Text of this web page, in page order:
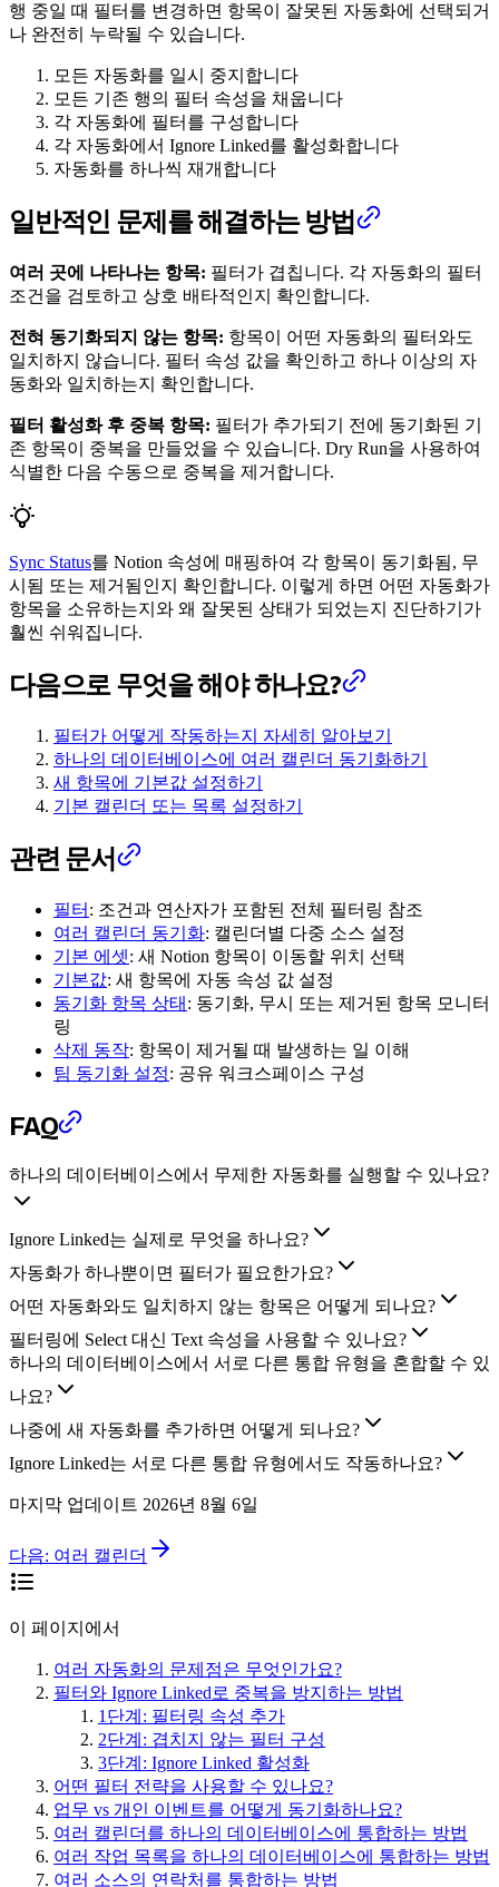
행 중일 때 필터를 변경하면 항목이 잘못된 자동화에 선택되거
나 완전히 누락될 수 있습니다.
모든 자동화를 일시 중지합니다
모든 기존 행의 필터 속성을 채웁니다
각 자동화에 필터를 구성합니다
각 자동화에서 Ignore Linked를 활성화합니다
자동화를 하나씩 재개합니다
일반적인 문제를 해결하는 방법
여러 곳에 나타나는 항목: 필터가 겹칩니다. 각 자동화의 필터
조건을 검토하고 상호 배타적인지 확인합니다.
전혀 동기화되지 않는 항목: 항목이 어떤 자동화의 필터와도
일치하지 않습니다. 필터 속성 값을 확인하고 하나 이상의 자
동화와 일치하는지 확인합니다.
필터 활성화 후 중복 항목: 필터가 추가되기 전에 동기화된 기
존 항목이 중복을 만들었을 수 있습니다. Dry Run을 사용하여
식별한 다음 수동으로 중복을 제거합니다.
Sync Status를 Notion 속성에 매핑하여 각 항목이 동기화됨, 무
시됨 또는 제거됨인지 확인합니다. 이렇게 하면 어떤 자동화가
항목을 소유하는지와 왜 잘못된 상태가 되었는지 진단하기가
훨씬 쉬워집니다.
다음으로 무엇을 해야 하나요?
필터가 어떻게 작동하는지 자세히 알아보기
하나의 데이터베이스에 여러 캘린더 동기화하기
새 항목에 기본값 설정하기
기본 캘린더 또는 목록 설정하기
관련 문서
필터 : 조건과 연산자가 포함된 전체 필터링 참조
여러 캘린더 동기화: 캘린더별 다중 소스 설정
기본 에셋: 새 Notion 항목이 이동할 위치 선택
기본값: 새 항목에 자동 속성 값 설정
동기화 항목 상태 : 동기화, 무시 또는 제거된 항목 모니터
링
삭제 동작: 항목이 제거될 때 발생하는 일 이해
팀 동기화 설정: 공유 워크스페이스 구성
FAQ
하나의 데이터베이스에서 무제한 자동화를 실행할 수 있나요?
Ignore Linked는 실제로 무엇을 하나요?
자동화가 하나뿐이면 필터가 필요한가요?
어떤 자동화와도 일치하지 않는 항목은 어떻게 되나요?
필터링에 Select 대신 Text 속성을 사용할 수 있나요?
하나의 데이터베이스에서 서로 다른 통합 유형을 혼합할 수 있
나요?
나중에 새 자동화를 추가하면 어떻게 되나요?
Ignore Linked는 서로 다른 통합 유형에서도 작동하나요?
마지막 업데이트 2026년 8월 6일
다음: 여러 캘린더
이 페이지에서
여러 자동화의 문제점은 무엇인가요?
필터와 Ignore Linked로 중복을 방지하는 방법
1단계: 필터링 속성 추가
2단계: 겹치지 않는 필터 구성
3단계: Ignore Linked 활성화
어떤 필터 전략을 사용할 수 있나요?
업무 vs 개인 이벤트를 어떻게 동기화하나요?
여러 캘린더를 하나의 데이터베이스에 통합하는 방법
여러 작업 목록을 하나의 데이터베이스에 통합하는 방법
여러 소스의 연락처를 통합하는 방법